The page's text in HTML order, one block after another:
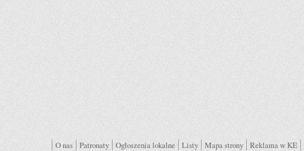
O nas Patronaty Ogłoszenia lokalne Listy Mapa strony Reklama w KE